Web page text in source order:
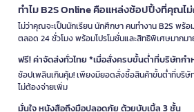
ทำไม B2S Online คือแหล่งช้อปปิ้งที่คุณไ
ไม่ว่าคุณจะเป็นนักเรียน นักศึกษา คนทำงาน B2S พ
ตลอด 24 ชั่วโมง พร้อมโปรโมชั่นและสิทธิพิเศษมากม
ฟรี! ค่าจัดส่งทั่วไทย *เมื่อสั่งครบขั้นต่ำที่บริษัทก
ช้อปเพลินเกินคุ้ม! เพียงมียอดสั่งซื้อสินค้าขั้นต่ำที่บริ
ไม่ต้องจ่ายเพิ่ม
มั่นใจ หนังสือถึงมือปลอดภัย ด้วยบับเบิ้ล 3 ชั้น